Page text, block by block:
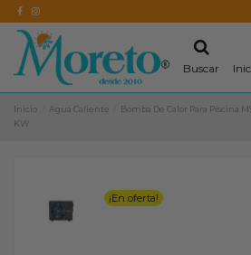
Buscar
Inicio Agua Caliente
Bomba De Calor Para Piscina
KW
¡En oferta!